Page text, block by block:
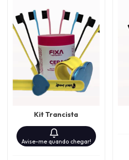
Kit Trancista
Avise-me quando chegar!